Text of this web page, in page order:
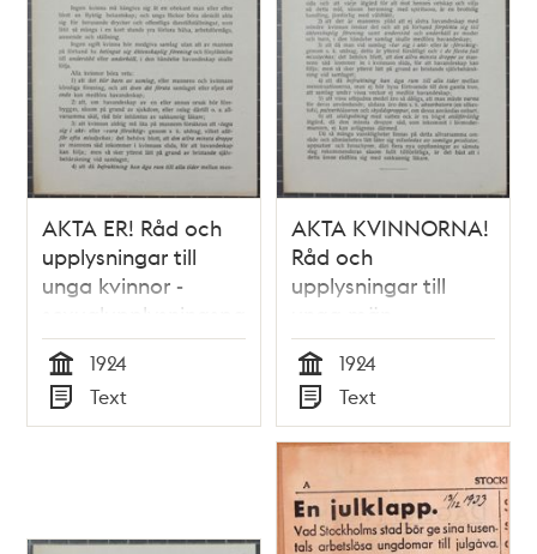
AKTA ER! Råd och
upplysningar till
unga kvinnor -
sexualupplysningspamflett
1924
Tid
1924
Typ
Text
AKTA KVINNORNA!
Råd och
upplysningar till
unga män -
1924
Tid
1924
Typ
Text